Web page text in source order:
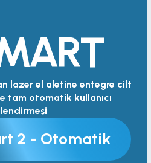
lazer el aletine entegre cilt
tam otomatik kullanıcı
2 - Otomatik